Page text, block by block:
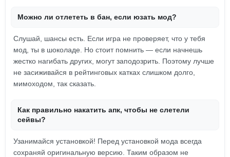
Можно ли отлететь в бан, если юзать мод?
Слушай, шансы есть. Если игра не проверяет, что у тебя
мод, ты в шоколаде. Но стоит помнить — если начнешь
жестко нагибать других, могут заподозрить. Поэтому лучше
не засиживайся в рейтинговых катках слишком долго,
мимоходом, так сказать.
Как правильно накатить апк, чтобы не слетели
сейвы?
Узанимайся установкой! Перед установкой мода всегда
сохраняй оригинальную версию. Таким образом не